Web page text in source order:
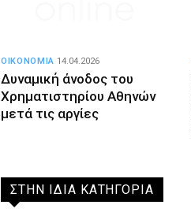
Δυναμική άνοδος του
Χρηματιστηρίου Αθηνών
μετά τις αργίες
ΟΙΚΟΝΟΜΙΑ 14.04.2026
ΣΤΗΝ ΙΔΙΑ ΚΑΤΗΓΟΡΙΑ